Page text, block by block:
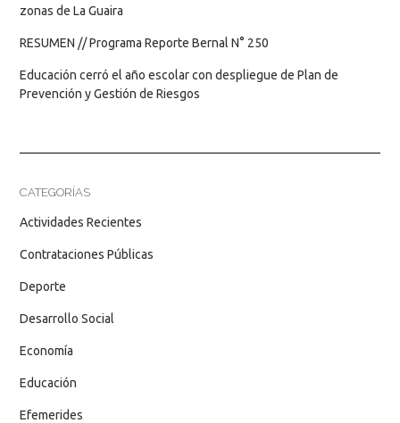
zonas de La Guaira
RESUMEN // Programa Reporte Bernal N° 250
Educación cerró el año escolar con despliegue de Plan de
Prevención y Gestión de Riesgos
CATEGORÍAS
Actividades Recientes
Contrataciones Públicas
Deporte
Desarrollo Social
Economía
Educación
Efemerides